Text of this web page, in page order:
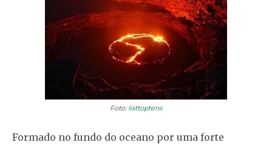
Foto: listtoptens
Formado no fundo do oceano por uma forte